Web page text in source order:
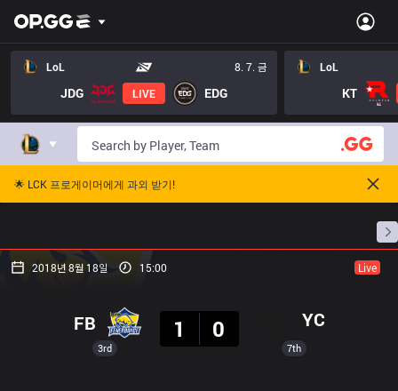
LoL 8. 7. 금
JDG LIVE EDG
LoL
KT
🌟 LCK 프로게이머에게 과외 받기!
프로빌
2018년 8월 18일 15:00 Live
3rd
FB
1
0 YC
7th